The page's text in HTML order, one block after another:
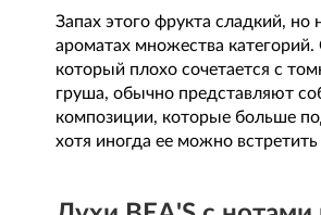
Запах этого фрукта сладкий,
ароматах множества
который плохо сочетается с
груша, обычно представляют
композиции, которые больше
хотя иногда ее можно